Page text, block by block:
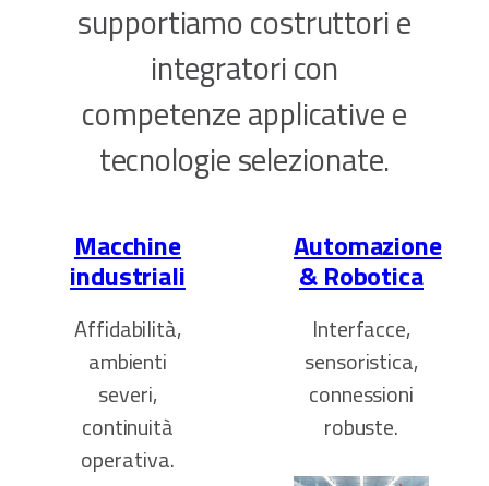
supportiamo costruttori e
integratori con
competenze applicative e
tecnologie selezionate.
Macchine
industriali
Affidabilità,
ambienti
severi,
continuità
operativa.
Automazione
& Robotica
Interfacce,
sensoristica,
connessioni
robuste.